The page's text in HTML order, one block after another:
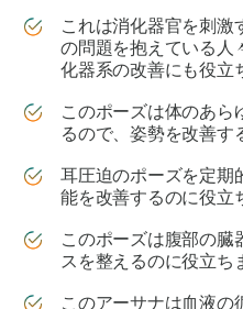
これは消化器官を刺激
の問題を抱えている人
化器系の改善にも役立
このポーズは体のあら
るので、姿勢を改善す
耳圧迫のポーズを定期
能を改善するのに役立
このポーズは腹部の臓
スを整えるのに役立ち
このアーサナは血液の